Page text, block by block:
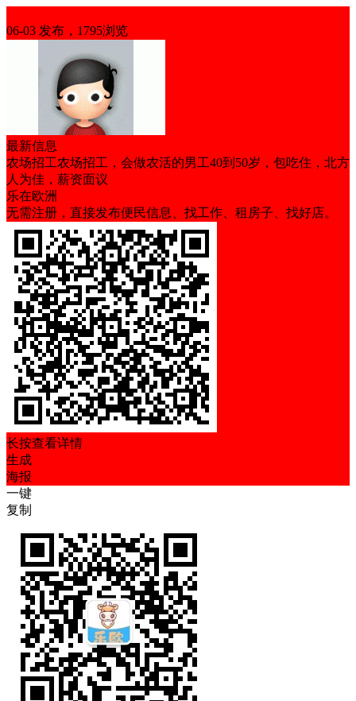
06-03 发布，1795浏览
最新信息
农场招工农场招工，会做农活的男工40到50岁，包吃住，北方
人为佳，薪资面议
乐在欧洲
无需注册，直接发布便民信息、找工作、租房子、找好店。
长按查看详情
生成
海报
一键
复制